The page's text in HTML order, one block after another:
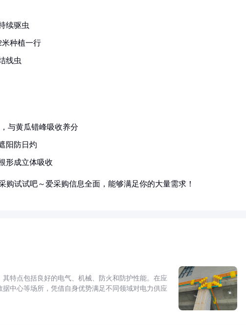
续驱虫
米种植一行
线虫
与黄瓜错峰吸收养分
阳防日灼
形成立体吸收
试试吧～爱采购信息全面，能够满足你的大量需求！
特点包括良好的电气、机械、防火和防护性能。在应
中心等场所，凭借自身优势满足不同领域对电力供应